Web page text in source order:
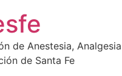
de Anestesia,
de Santa Fe